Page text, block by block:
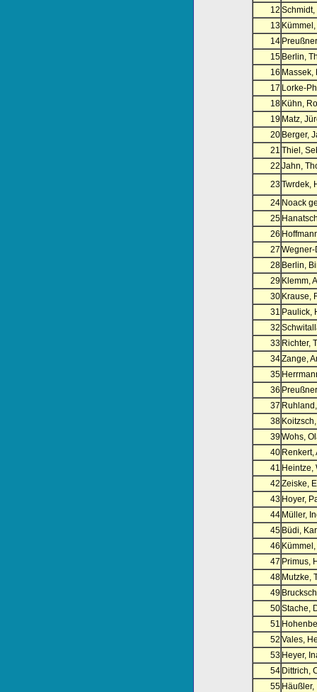
12 Schmidt,
13
14
15 Berlin,
16 Massek,
17 Lorke-
18 Kühn,
19 Matz,
20 Berger,
21 Thiel,
22 Jahn,
23Twrdek,
24 Noack
25
26
27
28 Berlin,
29 Klemm,
30 Krause,
31 Paulick,
32
33 Richter,
34Zange,
35
36
37
38
39Wohs,
40 Renkert,
41 Heintze,
42 Zeiske,
43 Hoyer,
44 Müller,
45 Büdi,
46
47 Primus,
48 Mutzke,
49
50Stache,
51
52 Vales,
53 Heyer,
54 Dittrich,
55 Häußler,